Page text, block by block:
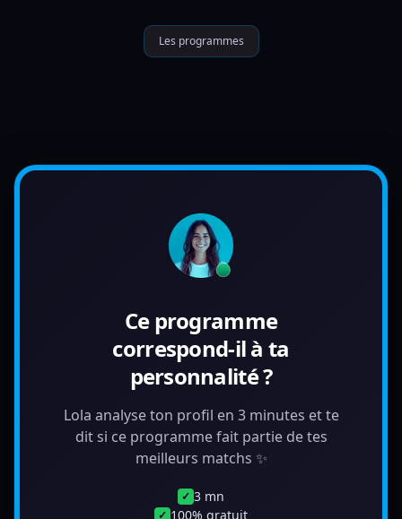
Les programmes
Ce programme
correspond-il à ta
personnalité ?
Lola analyse ton profil en 3 minutes et te
dit si ce programme fait partie de tes
meilleurs matchs ✨
✓ 3 mn
✓ 100% gratuit